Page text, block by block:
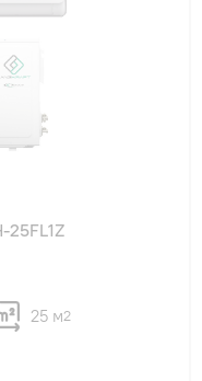
25FL1Z
25 м2